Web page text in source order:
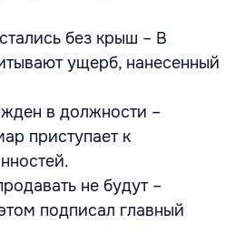
без крыш – В
ущерб, нанесенный
в должности –
приступает к
не будут –
подписал главный